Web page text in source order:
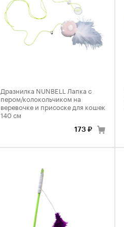
Дразнилка NUNBELL Лапка с
пером/колокольчиком на
веревочке и присоске для кошек
140 см
173 ₽